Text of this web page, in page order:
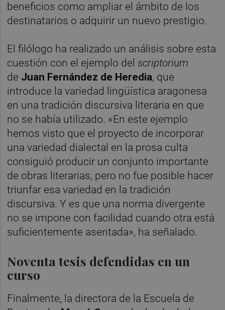
beneficios como ampliar el ámbito de los
destinatarios o adquirir un nuevo prestigio.
El filólogo ha realizado un análisis sobre esta
cuestión con el ejemplo delscriptorium
de Juan Fernández de Heredia, que
introduce la variedad lingüística aragonesa
en una tradición discursiva literaria en que
no se había utilizado. «En este ejemplo
hemos visto que el proyecto de incorporar
una variedad dialectal en la prosa culta
consiguió producir un conjunto importante
de obras literarias, pero no fue posible hacer
triunfar esa variedad en la tradición
discursiva. Y es que una norma divergente
no se impone con facilidad cuando otra está
suficientemente asentada», ha señalado.
Noventa tesis defendidas en un
curso
Finalmente, la directora de la Escuela de